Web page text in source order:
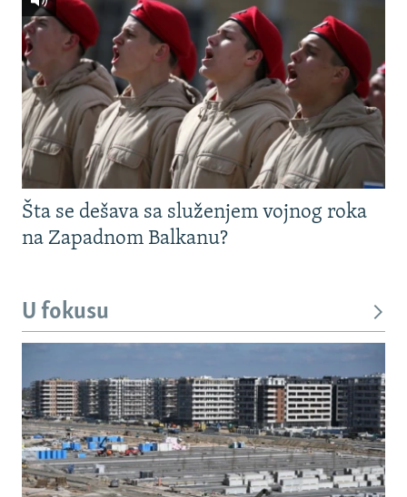
Šta se dešava sa služenjem vojnog roka
na Zapadnom Balkanu?
U fokusu